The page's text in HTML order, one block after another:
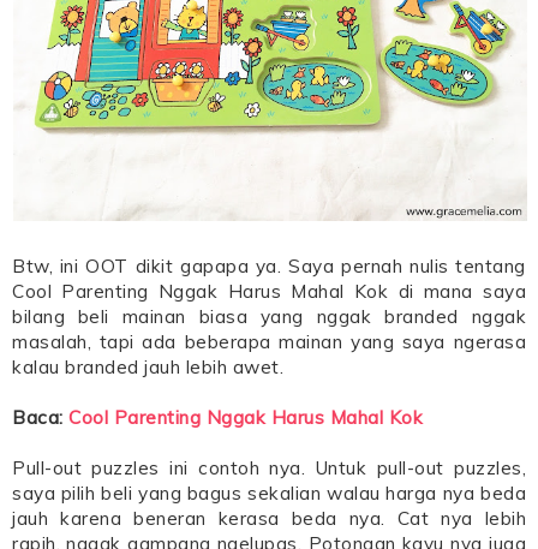
Btw, ini OOT dikit gapapa ya. Saya pernah nulis tentang
Cool Parenting Nggak Harus Mahal Kok di mana saya
bilang beli mainan biasa yang nggak branded nggak
masalah, tapi ada beberapa mainan yang saya ngerasa
kalau branded jauh lebih awet.
Baca: Cool Parenting Nggak Harus Mahal Kok
Pull-out puzzles ini contoh nya. Untuk pull-out puzzles,
saya pilih beli yang bagus sekalian walau harga nya beda
jauh karena beneran kerasa beda nya. Cat nya lebih
rapih, nggak gampang ngelupas. Potongan kayu nya juga